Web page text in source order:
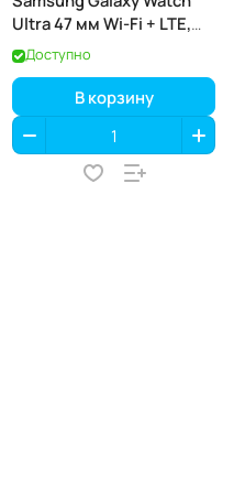
Ultra 47 мм Wi-Fi + LTE,
Серый титан, Ремешок
Оранжевый
Доступно
В корзину